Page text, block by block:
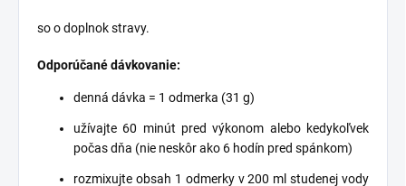
so o doplnok stravy.
Odporúčané dávkovanie:
denná dávka = 1 odmerka (31 g)
užívajte 60 minút pred výkonom alebo kedykoľvek
počas dňa (nie neskôr ako 6 hodín pred spánkom)
rozmixujte obsah 1 odmerky v 200 ml studenej vody